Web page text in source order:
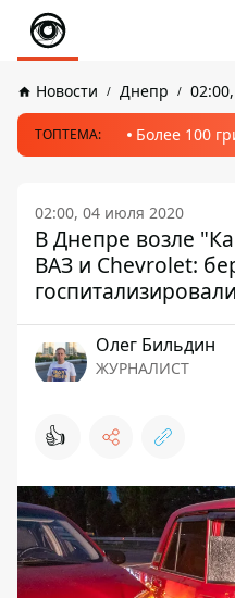
Новости Днепр
ТОПТЕМА: Более 100
02:00, 04 июля 2020
В Днепре возле
ВАЗ и Chevrolet:
госпитализировали
Олег Бильдин
ЖУРНАЛИСТ
👍